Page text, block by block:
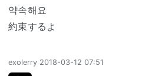
약속해요
約束するよ
exolerry 2018-03-12 07:51